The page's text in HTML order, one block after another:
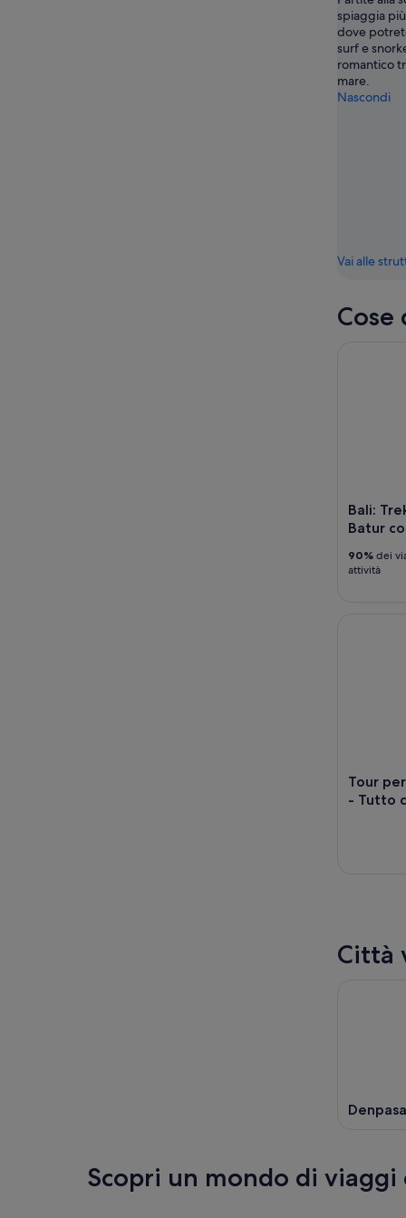
spiaggia
dove
surf e
romantico
mare.
Nascondi
Vai alle
Cose
Bali:
Batur
90% dei
attività
Tour
- Tutto
Città
Scopri un mondo di viaggi